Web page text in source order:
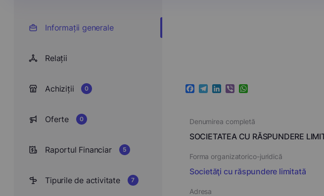
Informații generale
Relații
Achiziții 0
Oferte 0
Raportul Financiar 5
Tipurile de activitate 7
Facebook
Telegram
LinkedIn
ViberWhatsApp
Denumirea completă
SOCIETATEA CU RĂSPUNDERE
Forma organizatorico-juridică
Societăţi cu răspundere limitată
Adresa